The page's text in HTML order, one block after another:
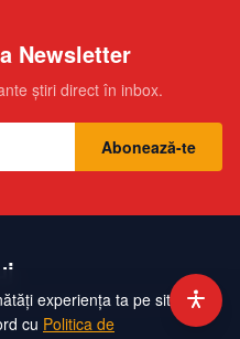
Newsletter
știri direct în inbox.
Abonează-te
de ConfidențialitateHartă Site
experiența ta pe site.
cu Politica de